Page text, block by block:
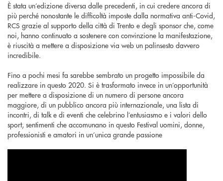
È stata un’edizione diversa dalle precedenti, in cui credere ancora di
più perché nonostante le difficoltà imposte dalla normativa anti-Covid,
RCS grazie al supporto della città di Trento e degli sponsor che, come
noi, hanno continuato a sostenere con convinzione la manifestazione,
è riuscità a mettere a disposizione via web un palinsesto davvero
incredibile.
Fino a pochi mesi fa sarebbe sembrato un progetto impossibile da
realizzare in questo 2020. Si è trasformato invece in un’opportunità
per mettere a disposizione di un numero di persone ancora
maggiore, di un pubblico ancora più internazionale, una lista di
incontri, di talk e di eventi che celebrino l’entusiasmo e i valori dello
sport, sentimenti che accomunano in questo Festival uomini, donne,
professionisti e amatori in un’unica grande passione